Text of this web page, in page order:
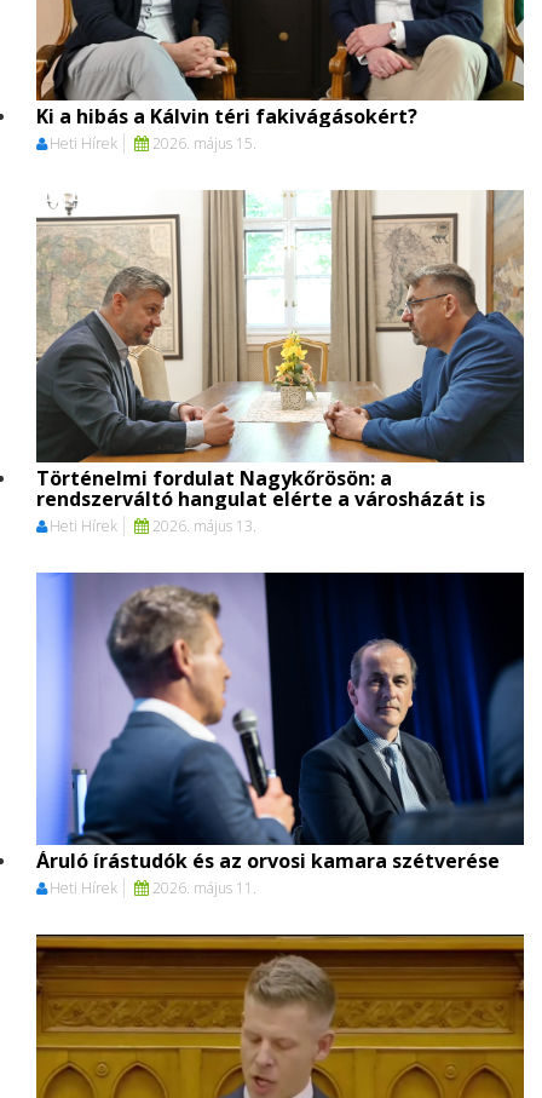
Ki a hibás a Kálvin téri fakivágásokért?
Heti Hírek 2026. május 15.
Történelmi fordulat Nagykőrösön: a
rendszerváltó hangulat elérte a városházát is
Heti Hírek 2026. május 13.
Áruló írástudók és az orvosi kamara szétverése
Heti Hírek 2026. május 11.